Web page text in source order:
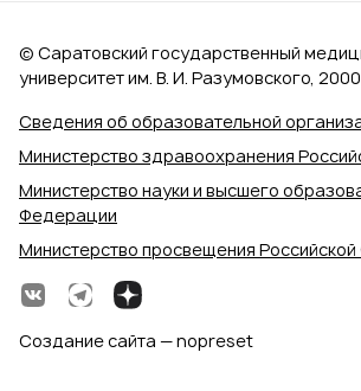
Сведения об образовательной
Министерство здравоохранения
Министерство науки и высшего
Федерации
Министерство просвещения
© Саратовский государственный
университет им. В. И. Разумовского,
Создание сайта — nopreset